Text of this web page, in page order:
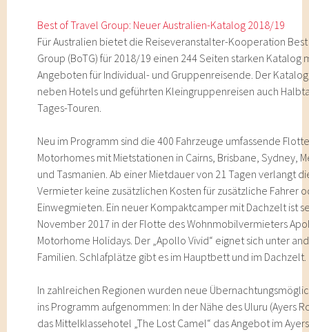
Best of Travel Group: Neuer Australien-Katalog 2018/19
Für Australien bietet die Reiseveranstalter-Kooperation
Group (BoTG) für 2018/19 einen 244 Seiten starken Katalog
Angeboten für Individual- und Gruppenreisende. Der
neben Hotels und geführten Kleingruppenreisen auch
Tages-Touren.
Neu im Programm sind die 400 Fahrzeuge umfassende Flotte
Motorhomes mit Mietstationen in Cairns, Brisbane, Sydney,
und Tasmanien. Ab einer Mietdauer von 21 Tagen verlangt
Vermieter keine zusätzlichen Kosten für zusätzliche Fahrer
Einwegmieten. Ein neuer Kompaktcamper mit Dachzelt ist
November 2017 in der Flotte des Wohnmobilvermieters
Motorhome Holidays. Der „Apollo Vivid“ eignet sich unter
Familien. Schlafplätze gibt es im Hauptbett und im Dachzelt.
In zahlreichen Regionen wurden neue
ins Programm aufgenommen: In der Nähe des Uluru (Ayers
das Mittelklassehotel „The Lost Camel“ das Angebot im